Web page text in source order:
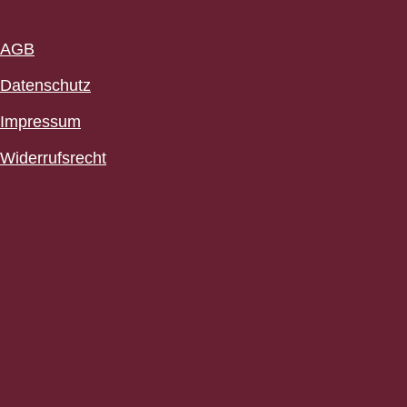
AGB
Datenschutz
Impressum
Widerrufsrecht